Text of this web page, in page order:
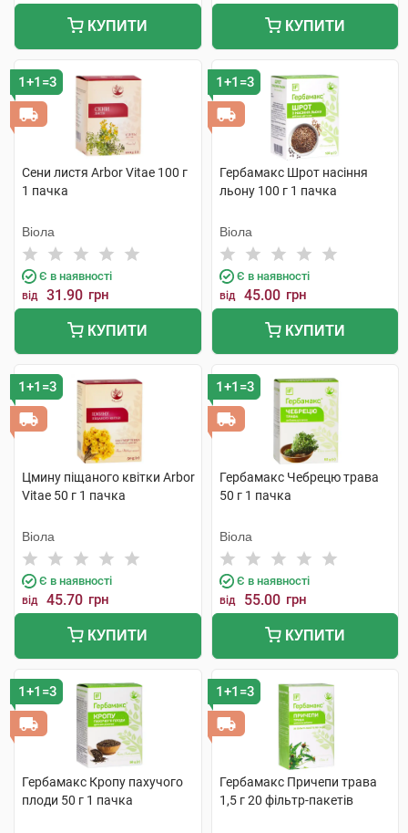
КУПИТИ КУПИТИ
1+1=3
Сени листя Arbor Vitae 100 г
1 пачка
Віола
Є в наявності
від 31.90 грн
КУПИТИ
1+1=3
Гербамакс Шрот насіння
льону 100 г 1 пачка
Віола
Є в наявності
від 45.00 грн
КУПИТИ
1+1=3
Цмину піщаного квітки Arbor
Vitae 50 г 1 пачка
Віола
Є в наявності
від 45.70 грн
КУПИТИ
1+1=3
Гербамакс Чебрецю трава
50 г 1 пачка
Віола
Є в наявності
від 55.00 грн
КУПИТИ
1+1=3
Гербамакс Кропу пахучого
плоди 50 г 1 пачка
1+1=3
Гербамакс Причепи трава
1,5 г 20 фільтр-пакетів